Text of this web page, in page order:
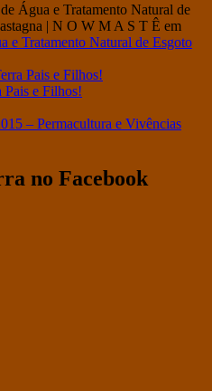
Água e Tratamento Natural de
| N O W M A S T Ê em
e Tratamento Natural de Esgoto
Pais e Filhos!
Pais e Filhos!
– Permacultura e Vivências
no Facebook